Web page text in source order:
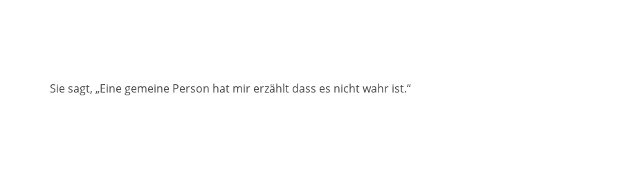
Sie sagt, „Eine gemeine Person hat mir erzählt dass es nicht wahr ist.“